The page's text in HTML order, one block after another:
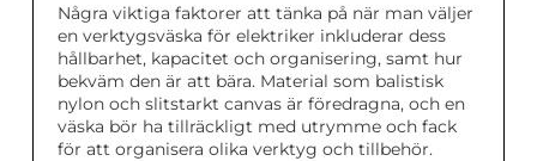
Några viktiga faktorer att tänka på när man väljer
en verktygsväska för elektriker inkluderar dess
hållbarhet, kapacitet och organisering, samt hur
bekväm den är att bära. Material som balistisk
nylon och slitstarkt canvas är föredragna, och en
väska bör ha tillräckligt med utrymme och fack
för att organisera olika verktyg och tillbehör.